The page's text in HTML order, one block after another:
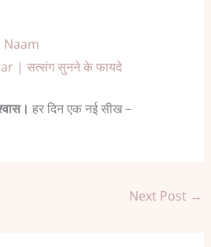
Naam
| सत्संग सुनने के फायदे
हर दिन एक नई सीख –
Next Post →